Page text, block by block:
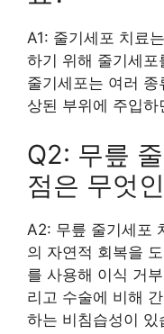
A1: 줄기세포 치료
하기 위해 줄기세
줄기세포는 여러
상된 부위에 주입
Q2: 무릎
점은 무엇
A2: 무릎 줄기세포
의 자연적 회복을
를 사용해 이식 거
리고 수술에 비해
하는 비침습성이 있